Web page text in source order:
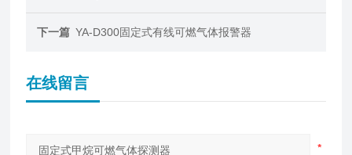
下一篇 YA-D300固定式有线可燃气体报警器
在线留言